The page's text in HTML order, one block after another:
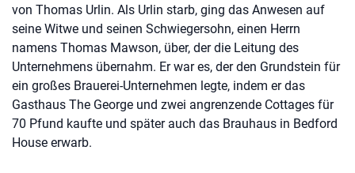
von Thomas Urlin. Als Urlin starb, ging das Anwesen auf
seine Witwe und seinen Schwiegersohn, einen Herrn
namens Thomas Mawson, über, der die Leitung des
Unternehmens übernahm. Er war es, der den Grundstein für
ein großes Brauerei-Unternehmen legte, indem er das
Gasthaus The George und zwei angrenzende Cottages für
70 Pfund kaufte und später auch das Brauhaus in Bedford
House erwarb.